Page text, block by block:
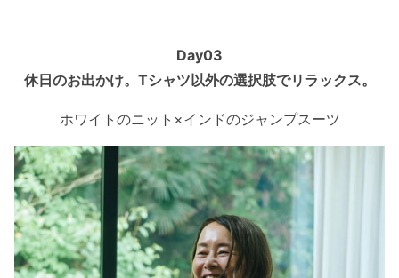
Day03
休日のお出かけ。Tシャツ以外の選択肢でリラックス。
ホワイトのニット×インドのジャンプスーツ